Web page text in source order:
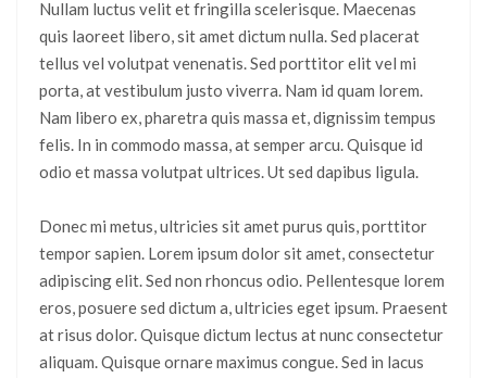
Nullam luctus velit et fringilla scelerisque. Maecenas
quis laoreet libero, sit amet dictum nulla. Sed placerat
tellus vel volutpat venenatis. Sed porttitor elit vel mi
porta, at vestibulum justo viverra. Nam id quam lorem.
Nam libero ex, pharetra quis massa et, dignissim tempus
felis. In in commodo massa, at semper arcu. Quisque id
odio et massa volutpat ultrices. Ut sed dapibus ligula.
Donec mi metus, ultricies sit amet purus quis, porttitor
tempor sapien. Lorem ipsum dolor sit amet, consectetur
adipiscing elit. Sed non rhoncus odio. Pellentesque lorem
eros, posuere sed dictum a, ultricies eget ipsum. Praesent
at risus dolor. Quisque dictum lectus at nunc consectetur
aliquam. Quisque ornare maximus congue. Sed in lacus